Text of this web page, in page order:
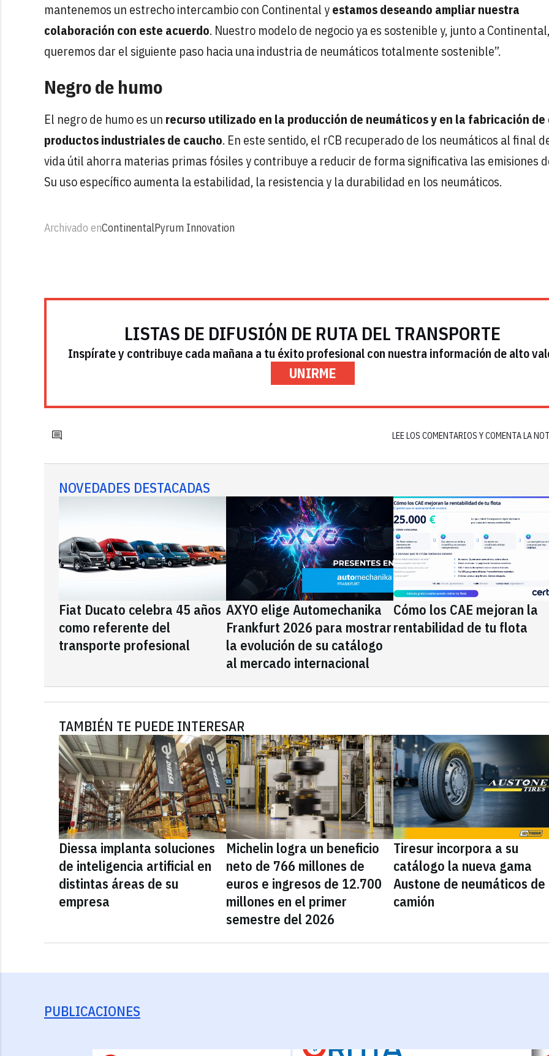
mantenemos un estrecho intercambio con Continental yestamos deseando ampliar nuestra
colaboración con este acuerdo. Nuestro modelo de negocio ya es sostenible y, junto a Continental,
queremos dar el siguiente paso hacia una industria de neumáticos totalmente sostenible”.
Negro de humo
El negro de humo es un recurso utilizado en la producción de neumáticos y en la fabricación
productos industriales de caucho. En este sentido, el rCB recuperado de los neumáticos al final
vida útil ahorra materias primas fósiles y contribuye a reducir de forma significativa las emisiones
Su uso específico aumenta la estabilidad, la resistencia y la durabilidad en los neumáticos.
Archivado enContinentalPyrum Innovation
LISTAS DE DIFUSIÓN DE RUTA DEL TRANSPORTE
Inspírate y contribuye cada mañana a tu éxito profesional con nuestra información de alto
UNIRME
LEE LOS COMENTARIOS Y COMENTA LA
NOVEDADES DESTACADAS
Fiat Ducato celebra 45 años
como referente del
transporte profesional
AXYO elige Automechanika
Frankfurt 2026 para mostrar
la evolución de su catálogo
al mercado internacional
Cómo los CAE mejoran la
rentabilidad de tu flota
TAMBIÉN TE PUEDE INTERESAR
Diessa implanta soluciones
de inteligencia artificial en
distintas áreas de su
empresa
Michelin logra un beneficio
neto de 766 millones de
euros e ingresos de 12.700
millones en el primer
semestre del 2026
Tiresur incorpora a su
catálogo la nueva gama
Austone de neumáticos de
camión
PUBLICACIONES